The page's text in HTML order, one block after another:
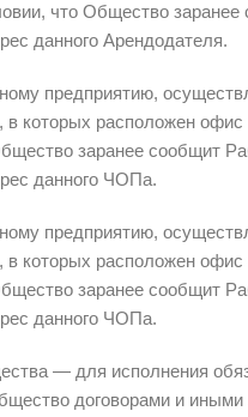
что Общество заранее
данного Арендодателя.
предприятию,
в которых расположен
заранее сообщит
данного ЧОПа.
предприятию,
в которых расположен
заранее сообщит
данного ЧОПа.
— для исполнения
договорами и иными